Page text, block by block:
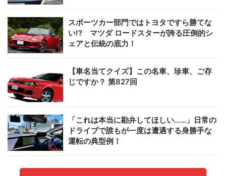
スポーツカー部門ではトヨタですら勝てな
い!? マツダ ロードスターが誇る圧倒的シ
ェアと伝統の底力！
【車名当てクイズ】この名車、珍車、ご存
じですか？ 第827回
「これは本当に勘弁してほしい……」日常の
ドライブで誰もが一度は遭遇する身勝手な
運転の典型例！